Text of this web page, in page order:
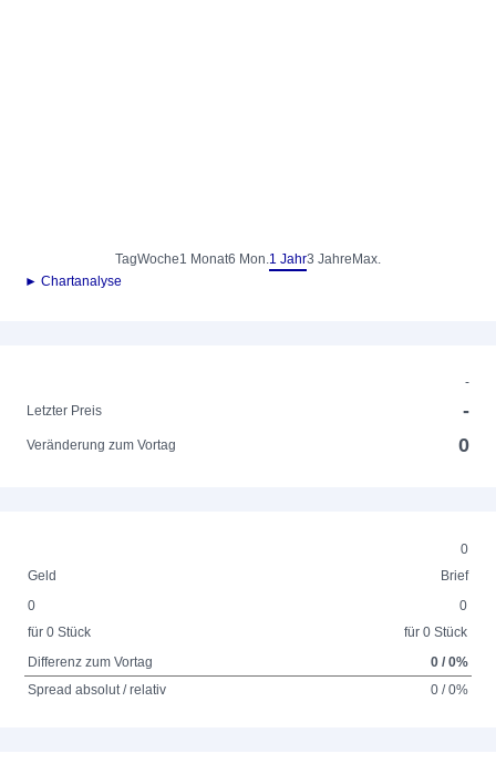
TagWoche1 Monat6 Mon.1 Jahr3 Jahre Max.
► Chartanalyse
-
Letzter Preis
-
Veränderung zum Vortag 0
0
Geld
Brief
0
für 0 Stück
0
für 0 Stück
Differenz zum Vortag
0 / 0%
Spread absolut / relativ
0 / 0%